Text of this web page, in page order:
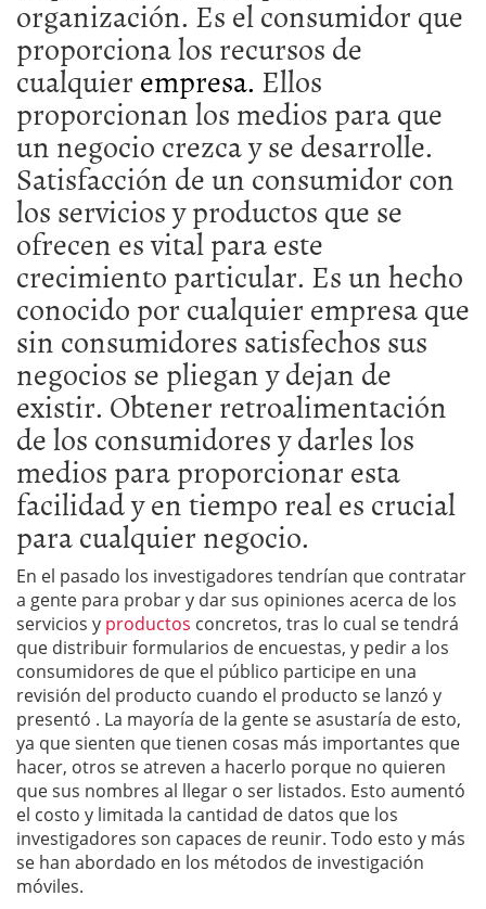
organización. Es el consumidor que
proporciona los recursos de
cualquierempresa. Ellos
proporcionan los medios para que
un negocio crezca y se desarrolle.
Satisfacción de un consumidor con
los servicios y productos que se
ofrecen es vital para este
crecimiento particular. Es un hecho
conocido por cualquier empresa que
sin consumidores satisfechos sus
negocios se pliegan y dejan de
existir. Obtener retroalimentación
de los consumidores y darles los
medios para proporcionar esta
facilidad y en tiempo real es crucial
para cualquier negocio.
En el pasado los investigadores tendrían que contratar
a gente para probar y dar sus opiniones acerca de los
servicios y productos concretos, tras lo cual se tendrá
que distribuir formularios de encuestas, y pedir a los
consumidores de que el público participe en una
revisión del producto cuando el producto se lanzó y
presentó . La mayoría de la gente se asustaría de esto,
ya que sienten que tienen cosas más importantes que
hacer, otros se atreven a hacerlo porque no quieren
que sus nombres al llegar o ser listados. Esto aumentó
el costo y limitada la cantidad de datos que los
investigadores son capaces de reunir. Todo esto y más
se han abordado en los métodos de investigación
móviles.